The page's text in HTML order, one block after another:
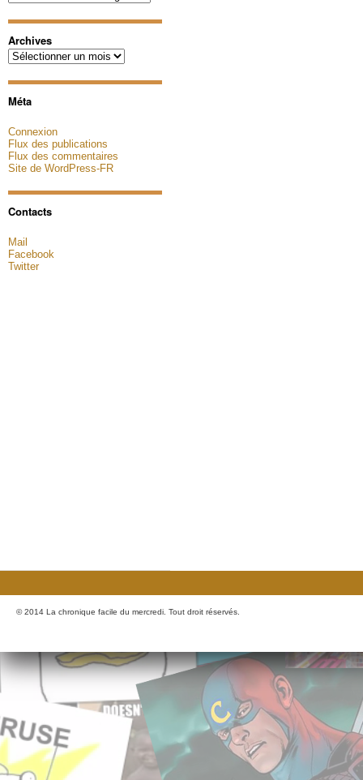
Archives
Archives
Méta
Connexion
Flux des publications
Flux des commentaires
Site de WordPress-FR
Contacts
Mail
Facebook
Twitter
© 2014 La chronique facile du mercredi. Tout droit réservés.